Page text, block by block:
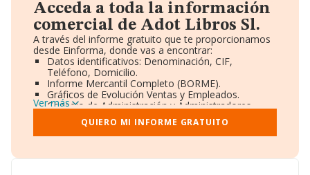
Acceda a toda la información
comercial de Adot Libros Sl.
A través del informe gratuito que te proporcionamos
desde Einforma, donde vas a encontrar:
Datos identificativos: Denominación, CIF,
Teléfono, Domicilio.
Informe Mercantil Completo (BORME).
Gráficos de Evolución Ventas y Empleados.
Consejo de Administración y Administradores.
Directivos y Ejecutivos.
Accionistas.
Participaciones y Vinculaciones en otras empresas.
Información oficial y registral complementaria.
Ver más
QUIERO MI INFORME GRATUITO